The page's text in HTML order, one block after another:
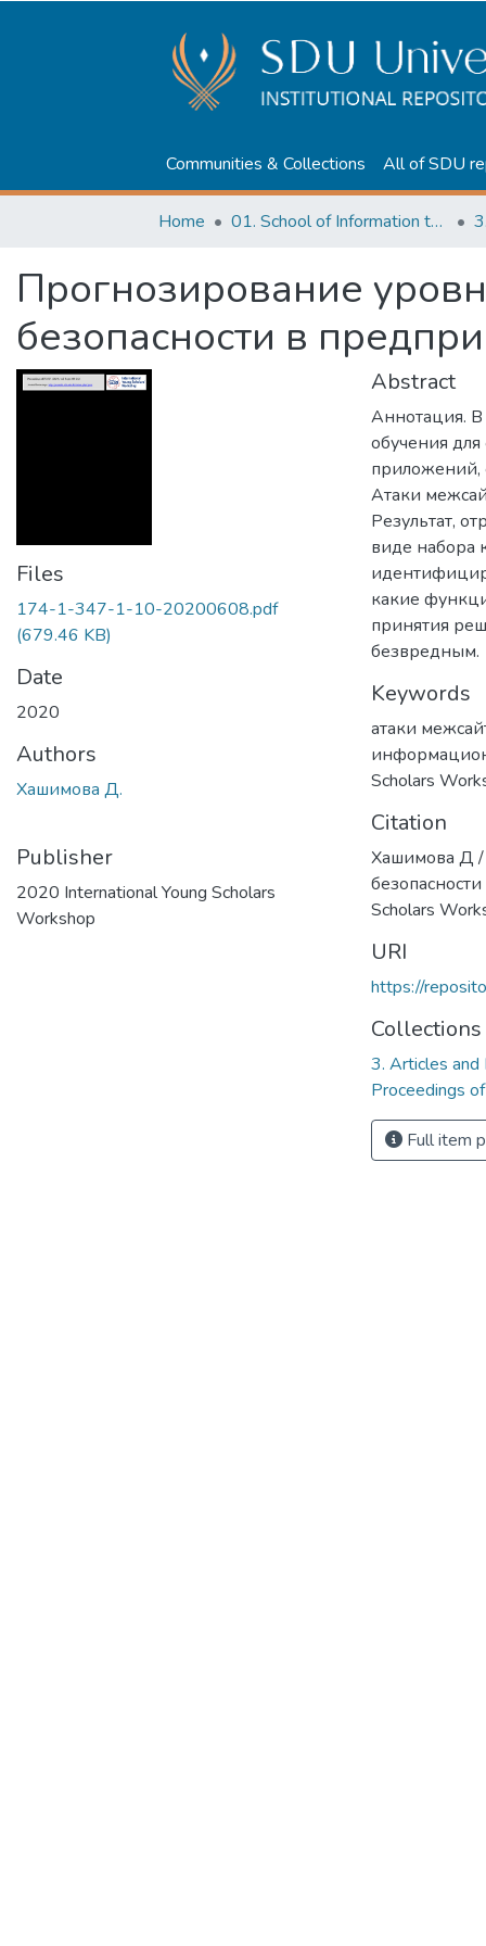
Communities & Collections All of SDU
Home 01. School of Information technologies and Applied mathematics
Прогнозирование
безопасности в
Files
174-1-347-1-10-20200608.pdf
(679.46 KB)
Date
2020
Authors
Хашимова Д.
Publisher
2020 International Young Scholars
Workshop
Abstract
Аннотация.
обучения
приложений,
Атаки
Результат,
виде набора
какие
принятия
безвредным.
Keywords
атаки
Scholars
Citation
Хашимова Д
Scholars
URI
https://
Collections
3. Articles and
Proceedings
Full item